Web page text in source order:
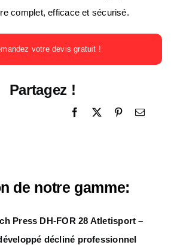
complet, efficace et sécurisé.
votre devis gratuit !
Partagez !
de notre gamme:
Press DH-FOR 28 Atletisport –
décliné professionnel